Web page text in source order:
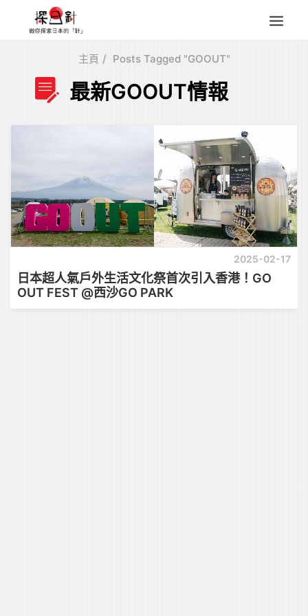
四國
東瀛特集
旅遊商品
Search
for:
主頁 Posts Tagged "GOOUT"
最新GOOUT情報
2025-02-17
日本超人氣戶外生活文化祭首次引入香港！GO
OUT FEST @西沙GO PARK